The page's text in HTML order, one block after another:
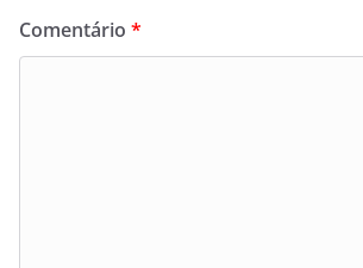
Comentário *